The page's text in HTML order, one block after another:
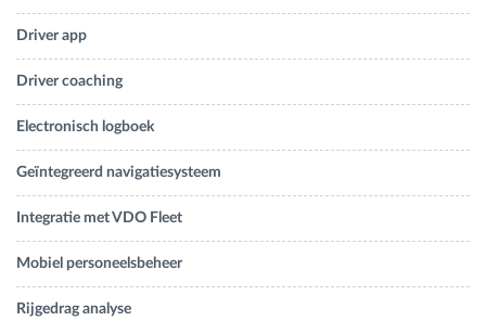
Driver app
Driver coaching
Electronisch logboek
Geïntegreerd navigatiesysteem
Integratie met VDO Fleet
Mobiel personeelsbeheer
Rijgedrag analyse